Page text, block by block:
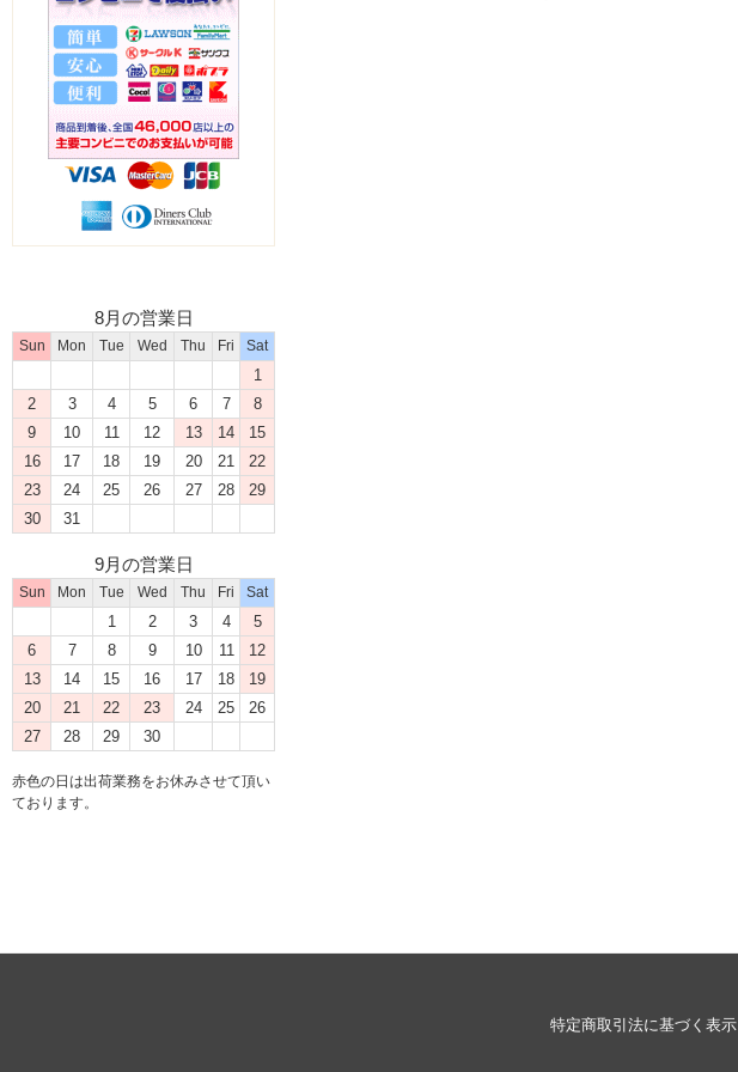
8月の営業日
Sun Mon Tue Wed Thu Fri Sat
1
2
3 4 5 6 7
8
9
10 11 12 13 14
15
16
17 18 19 20 21
22
23
24 25 26 27 28
29
30
31
9月の営業日
Sun Mon Tue Wed Thu Fri Sat
1 2 3 4
5
6
7 8 9 10 11
12
13
14 15 16 17 18
19
20
21 22 23 24 25
26
27
28 29 30
赤色の日は出荷業務をお休みさせて頂い
ております。
特定商取引法に基づく表示